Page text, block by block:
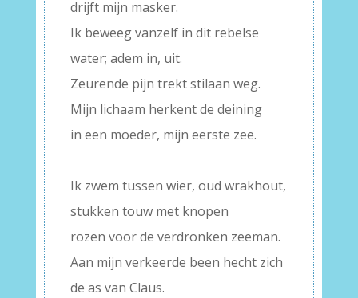
drijft mijn masker.
Ik beweeg vanzelf in dit rebelse
water; adem in, uit.
Zeurende pijn trekt stilaan weg.
Mijn lichaam herkent de deining
in een moeder, mijn eerste zee.
Ik zwem tussen wier, oud wrakhout,
stukken touw met knopen
rozen voor de verdronken zeeman.
Aan mijn verkeerde been hecht zich
de as van Claus.